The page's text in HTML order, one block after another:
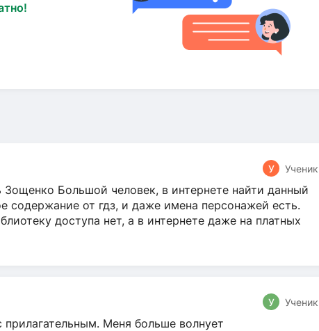
У Ученик
Большой человек, в интернете найти данный
содержание от гдз, и даже имена персонажей есть.
доступа нет, а в интернете даже на платных
У Ученик
прилагательным. Меня больше волнует